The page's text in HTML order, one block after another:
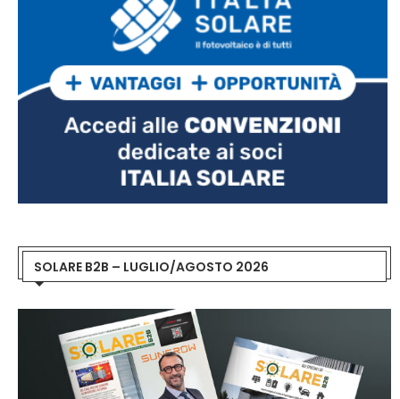
SOLARE B2B – LUGLIO/AGOSTO 2026